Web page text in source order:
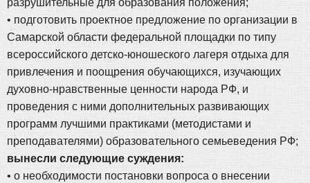
разрушительные для образования положения;
• подготовить проектное предложение по организации в
Самарской области федеральной площадки по типу
всероссийского детско-юношеского лагеря отдыха для
привлечения и поощрения обучающихся, изучающих
духовно-нравственные ценности народа РФ, и
проведения с ними дополнительных развивающих
программ лучшими практиками (методистами и
преподавателями) образовательного семьеведения РФ;
вынесли следующие суждения:
• о необходимости постановки вопроса о внесении